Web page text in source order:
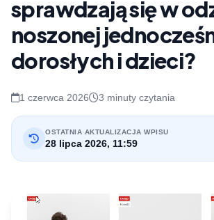
sprawdzają się w
noszonej
dorosłych i dzieci?
1 czerwca 2026 3 minuty czytania
OSTATNIA AKTUALIZACJA WPISU
28 lipca 2026, 11:59